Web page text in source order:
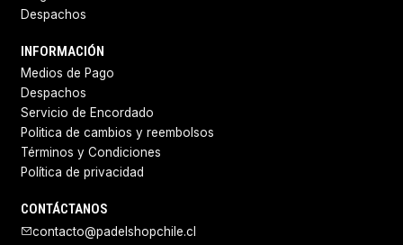
Despachos
INFORMACIÓN
Medios de Pago
Despachos
Servicio de Encordado
Politica de cambios y reembolsos
Términos y Condiciones
Política de privacidad
CONTÁCTANOS
contacto@padelshopchile.cl